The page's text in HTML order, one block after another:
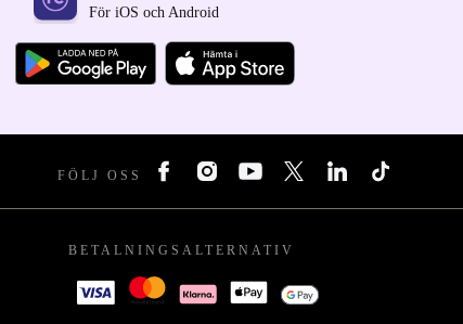
För iOS och Android
FÖLJ OSS
BETALNINGSALTERNATIV